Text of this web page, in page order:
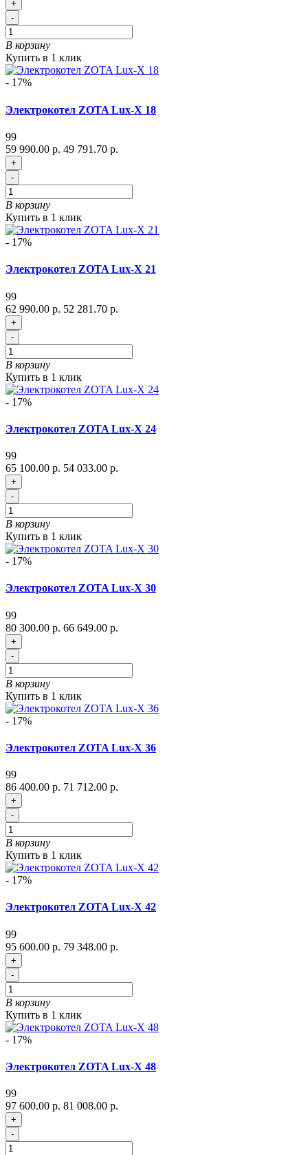
+
-
В корзину
Купить в 1 клик
- 17%
Электрокотел ZOTA Lux-X 18
99
59 990.00 р. 49 791.70 р.
+
-
В корзину
Купить в 1 клик
- 17%
Электрокотел ZOTA Lux-X 21
99
62 990.00 р. 52 281.70 р.
+
-
В корзину
Купить в 1 клик
- 17%
Электрокотел ZOTA Lux-X 24
99
65 100.00 р. 54 033.00 р.
+
-
В корзину
Купить в 1 клик
- 17%
Электрокотел ZOTA Lux-X 30
99
80 300.00 р. 66 649.00 р.
+
-
В корзину
Купить в 1 клик
- 17%
Электрокотел ZOTA Lux-X 36
99
86 400.00 р. 71 712.00 р.
+
-
В корзину
Купить в 1 клик
- 17%
Электрокотел ZOTA Lux-X 42
99
95 600.00 р. 79 348.00 р.
+
-
В корзину
Купить в 1 клик
- 17%
Электрокотел ZOTA Lux-X 48
99
97 600.00 р. 81 008.00 р.
+
-